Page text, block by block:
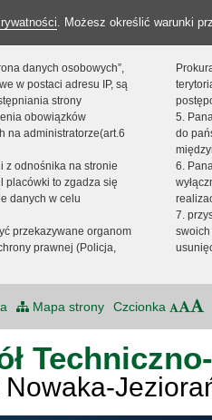
. Możesz określić warunki
danych osobowych”,
w postaci adresu IP, są
strony
obowiązków
na administratorze(art.6
z odnośnika na stronie
placówki to zgadza się
danych w celu
przekazywane organom
prawnej (Policja,
5.
do
6.
7.
Mapa strony Czcionka
Nowaka-